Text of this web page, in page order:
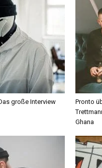
große Interview
Pronto
Ghana